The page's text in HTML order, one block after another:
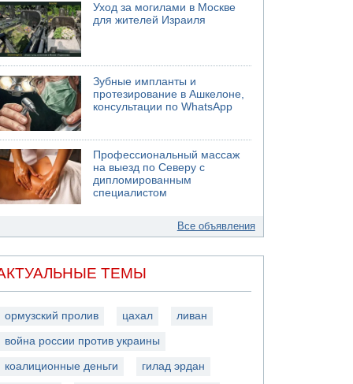
Уход за могилами в Москве
для жителей Израиля
Зубные импланты и
протезирование в Ашкелоне,
консультации по WhatsApp
Профессиональный массаж
на выезд по Северу с
дипломированным
специалистом
Все объявления
ТЕМЫ
ормузский пролив цахал ливан
война россии против украины
коалиционные деньги гилад эрдан